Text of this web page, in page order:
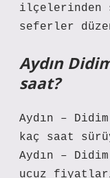
ilçelerinden
seferler
Aydın
saat?
Aydın –
kaç saat
Aydın –
ucuz